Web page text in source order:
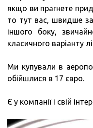
якщо ви прагнете
то тут вас, швидше за
іншого боку,
класичного варіанту
Ми купували в
обійшлися в 17 євро.
Є у компанії і свій